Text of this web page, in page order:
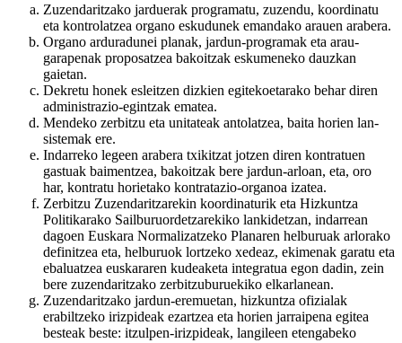
Zuzendaritzako jarduerak programatu, zuzendu, koordinatu
eta kontrolatzea organo eskudunek emandako arauen arabera.
Organo arduradunei planak, jardun-programak eta arau-
garapenak proposatzea bakoitzak eskumeneko dauzkan
gaietan.
Dekretu honek esleitzen dizkien egitekoetarako behar diren
administrazio-egintzak ematea.
Mendeko zerbitzu eta unitateak antolatzea, baita horien lan-
sistemak ere.
Indarreko legeen arabera txikitzat jotzen diren kontratuen
gastuak baimentzea, bakoitzak bere jardun-arloan, eta, oro
har, kontratu horietako kontratazio-organoa izatea.
Zerbitzu Zuzendaritzarekin koordinaturik eta Hizkuntza
Politikarako Sailburuordetzarekiko lankidetzan, indarrean
dagoen Euskara Normalizatzeko Planaren helburuak arlorako
definitzea eta, helburuok lortzeko xedeaz, ekimenak garatu eta
ebaluatzea euskararen kudeaketa integratua egon dadin, zein
bere zuzendaritzako zerbitzuburuekiko elkarlanean.
Zuzendaritzako jardun-eremuetan, hizkuntza ofizialak
erabiltzeko irizpideak ezartzea eta horien jarraipena egitea
besteak beste: itzulpen-irizpideak, langileen etengabeko